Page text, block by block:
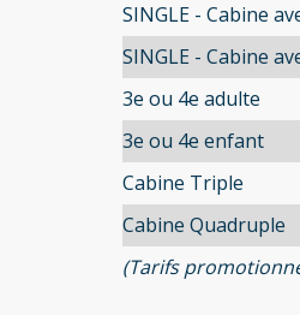
SINGLE - Cabine
SINGLE - Cabine
3e ou 4e adulte
3e ou 4e enfant
Cabine Triple
Cabine Quadruple
(Tarifs